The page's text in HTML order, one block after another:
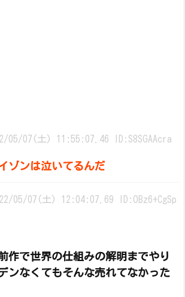
05/07(土) 11:55:07.46 ID:S8SGAAcra
ゾンは泣いてるんだ
05/07(土) 12:04:07.69 ID:OBz6+CgSp
作で世界の仕組みの解明までやり
ンなくてもそんな売れてなかった